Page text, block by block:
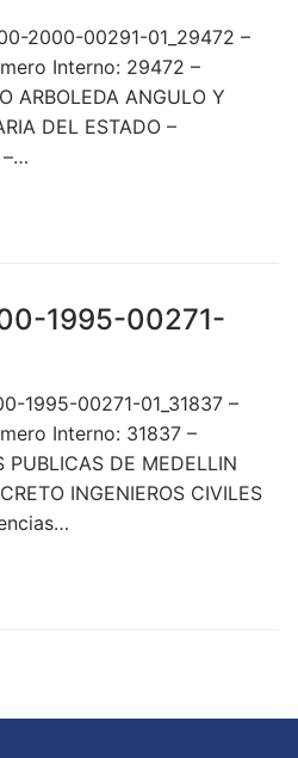
2000-00291-01_29472 –
Interno: 29472 –
ARBOLEDA ANGULO Y
DEL ESTADO –
–…
1995-00271-
1995-00271-01_31837 –
Interno: 31837 –
PUBLICAS DE MEDELLIN
INGENIEROS CIVILES